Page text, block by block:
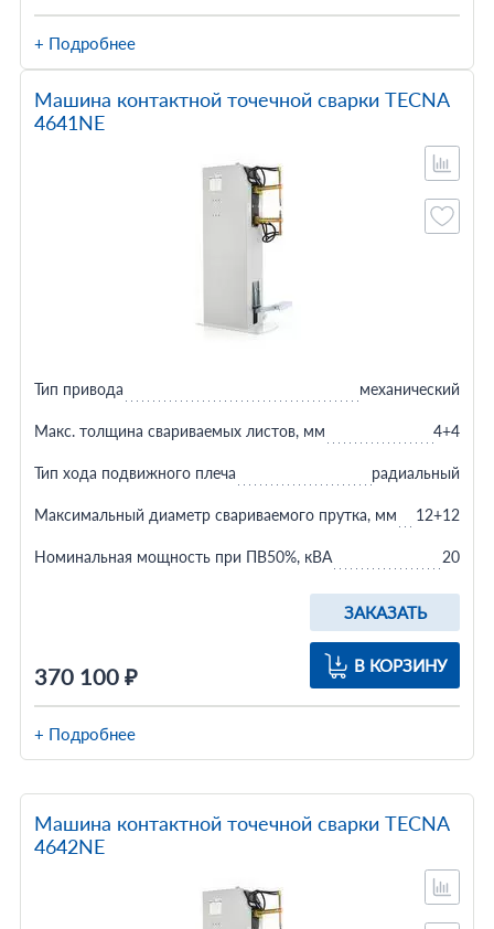
+ Подробнее
Машина контактной точечной сварки TECNA
4641NE
370 100 ₽
ЗАКАЗАТЬ
В КОРЗИНУ
Тип привода механический
Макс. толщина свариваемых листов, мм 4+4
Тип хода подвижного плеча радиальный
Максимальный диаметр свариваемого прутка, мм 12+12
Номинальная мощность при ПВ50%, кВА 20
+ Подробнее
Машина контактной точечной сварки TECNA
4642NE